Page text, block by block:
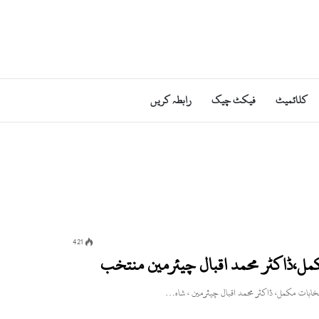
کلائمیٹ فیکٹ چیک رابطہ کریں
421
محمد اقبال چیئرمین منتخب